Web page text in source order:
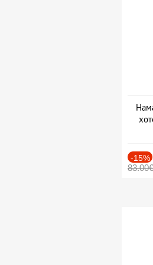
-15%
83.00€